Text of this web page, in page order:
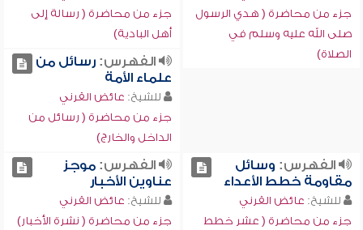
جزء من محاضرة ( هدي الرسول
صلى الله عليه وسلم في
الصلاة)
جزء من محاضرة ( رسالة إلى
أهل البادية)
الفهرس:رسائل من
علماء الأمة
للشيخ: عائض القرني
جزء من محاضرة ( رسائل من
الداخل والخارج)
الفهرس: وسائل
مقاومة خطط الأعداء
للشيخ: عائض القرني
جزء من محاضرة ( عشر خطط
الفهرس:موجز
عناوين الأخبار
للشيخ: عائض القرني
جزء من محاضرة ( نشرة الأخبار)